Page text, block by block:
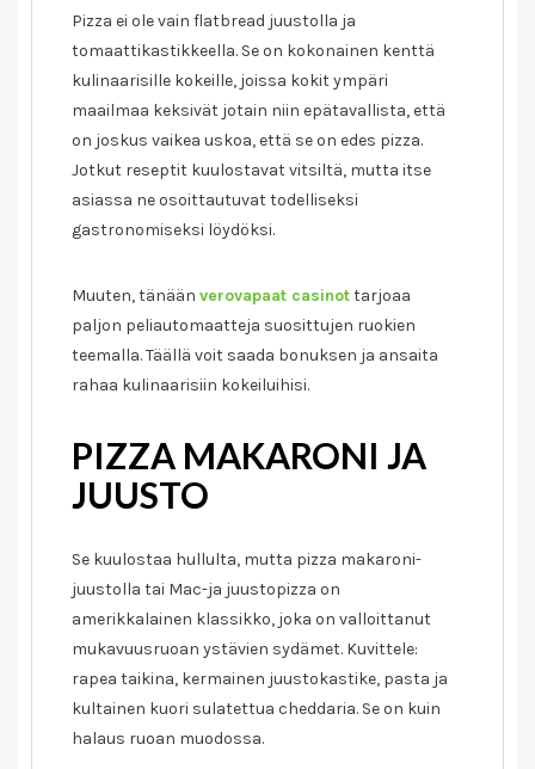
pizzareseptit
Pizza ei ole vain flatbread juustolla ja
tomaattikastikkeella. Se on kokonainen kenttä
kulinaarisille kokeille, joissa kokit ympäri
maailmaa keksivät jotain niin epätavallista, että
on joskus vaikea uskoa, että se on edes pizza.
Jotkut reseptit kuulostavat vitsiltä, mutta itse
asiassa ne osoittautuvat todelliseksi
gastronomiseksi löydöksi.
Muuten, tänään verovapaat casinottarjoaa
paljon peliautomaatteja suosittujen ruokien
teemalla. Täällä voit saada bonuksen ja ansaita
rahaa kulinaarisiin kokeiluihisi.
PIZZA MAKARONI JA
JUUSTO
Se kuulostaa hullulta, mutta pizza makaroni-
juustolla tai Mac-ja juustopizza on
amerikkalainen klassikko, joka on valloittanut
mukavuusruoan ystävien sydämet. Kuvittele:
rapea taikina, kermainen juustokastike, pasta ja
kultainen kuori sulatettua cheddaria. Se on kuin
halaus ruoan muodossa.